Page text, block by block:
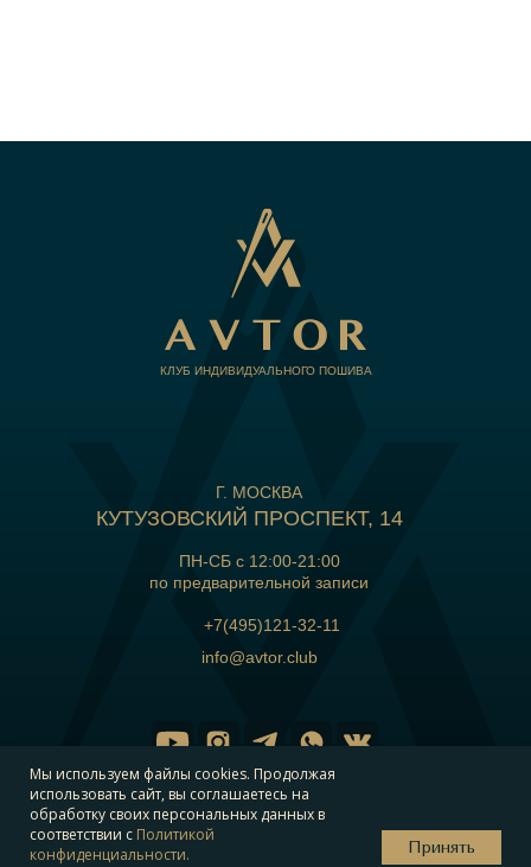
защищены 2026
Договор публичной
оферты
Политика кофиденциальности
КЛУБ ИНДИВИДУАЛЬНОГО ПОШИВА
Г. МОСКВА
КУТУЗОВСКИЙ ПРОСПЕКТ, 14
ПН-СБ с 12:00-21:00
по предварительной записи
+7(495)121-32-11
info@avtor.club
Мы используем файлы cookies. Продолжая
использовать сайт, вы соглашаетесь на
обработку своих персональных данных в
соответствии с Политикой
конфиденциальности.
Принять